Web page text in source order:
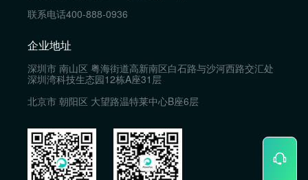
联系电话400-888-0936
企业地址
深圳市 南山区 粤海街道高新南区白石路与沙河西路交汇处
深圳湾科技生态园12栋A座31层
北京市 朝阳区 大望路温特莱中心B座6层